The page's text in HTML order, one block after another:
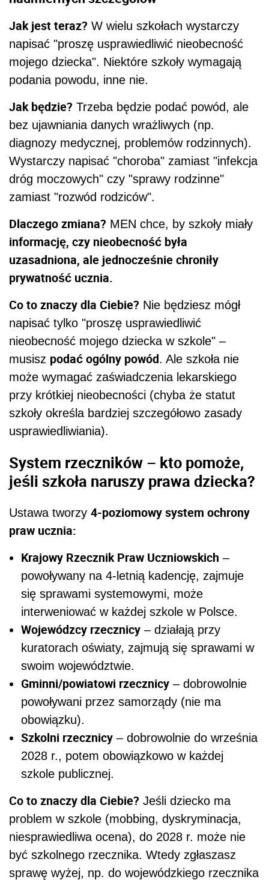
Jak jest teraz? W wielu szkołach wystarczy
napisać "proszę usprawiedliwić nieobecność
mojego dziecka". Niektóre szkoły wymagają
podania powodu, inne nie.
Jak będzie? Trzeba będzie podać powód, ale
bez ujawniania danych wrażliwych (np.
diagnozy medycznej, problemów rodzinnych).
Wystarczy napisać "choroba" zamiast "infekcja
dróg moczowych" czy "sprawy rodzinne"
zamiast "rozwód rodziców".
Dlaczego zmiana? MEN chce, by szkoły miały
informację, czy nieobecność była
uzasadniona, ale jednocześnie chroniły
prywatność ucznia.
Co to znaczy dla Ciebie? Nie będziesz mógł
napisać tylko "proszę usprawiedliwić
nieobecność mojego dziecka w szkole" –
musisz podać ogólny powód. Ale szkoła nie
może wymagać zaświadczenia lekarskiego
przy krótkiej nieobecności (chyba że statut
szkoły określa bardziej szczegółowo zasady
usprawiedliwiania).
System rzeczników – kto pomoże,
jeśli szkoła naruszy prawa dziecka?
Ustawa tworzy 4-poziomowy system ochrony
praw ucznia:
Krajowy Rzecznik Praw Uczniowskich –
powoływany na 4-letnią kadencję, zajmuje
się sprawami systemowymi, może
interweniować w każdej szkole w Polsce.
Wojewódzcy rzecznicy – działają przy
kuratorach oświaty, zajmują się sprawami w
swoim województwie.
Gminni/powiatowi rzecznicy – dobrowolnie
powoływani przez samorządy (nie ma
obowiązku).
Szkolni rzecznicy – dobrowolnie do września
2028 r., potem obowiązkowo w każdej
szkole publicznej.
Co to znaczy dla Ciebie? Jeśli dziecko ma
problem w szkole (mobbing, dyskryminacja,
niesprawiedliwa ocena), do 2028 r. może nie
być szkolnego rzecznika. Wtedy zgłaszasz
sprawę wyżej, np. do wojewódzkiego rzecznika